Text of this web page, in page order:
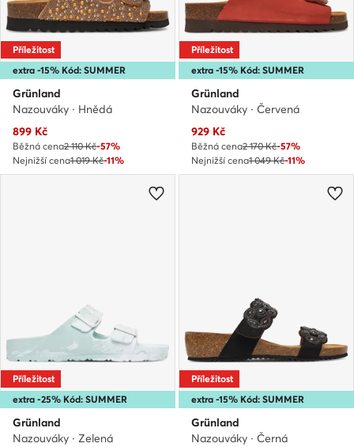
extra -15% Kód: SUMMER
Příležitost
Grünland
Nazouváky · Hnědá
Aktuální cena
899 Kč
Běžná cena2 110 Kč-57%
Nejnižší cena1 019 Kč-11%
extra -15% Kód: SUMMER
Příležitost
Grünland
Nazouváky · Červená
Aktuální cena
929 Kč
Běžná cena2 170 Kč-57%
Nejnižší cena1 049 Kč-11%
extra -25% Kód: SUMMER
Příležitost
Grünland
Nazouváky · Zelená
extra -15% Kód: SUMMER
Příležitost
Grünland
Nazouváky · Černá